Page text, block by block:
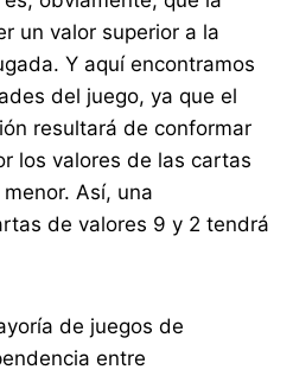
un valor superior a la
Y aquí encontramos
del juego, ya que el
resultará de conformar
los valores de las cartas
Así, una
de valores 9 y 2 tendrá
de juegos de
entre